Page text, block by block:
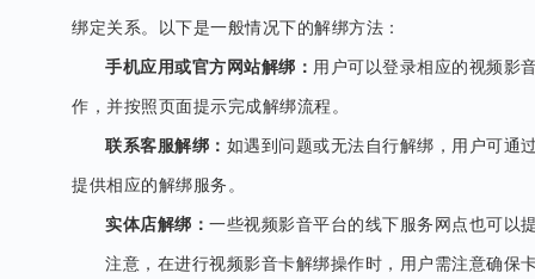
绑定关系。以下是一般情况下的解绑方法：
手机应用或官方网站解绑： 用户可以登录相应的视频影
作，并按照页面提示完成解绑流程。
联系客服解绑： 如遇到问题或无法自行解绑，用户可通
提供相应的解绑服务。
实体店解绑： 一些视频影音平台的线下服务网点也可以
注意，在进行视频影音卡解绑操作时，用户需注意确保